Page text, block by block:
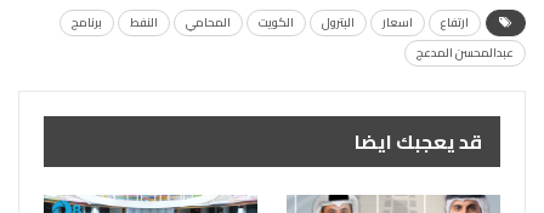
ارتفاع اسعار البترول الكويت المحامي النفط
برنامج
عبدالمحسن المدعج
قد يعجبك ايضا